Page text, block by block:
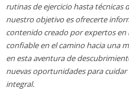
rutinas de ejercicio hasta técnicas
nuestro objetivo es ofrecerte
contenido creado por expertos
confiable en el camino hacia una
en esta aventura de
nuevas oportunidades para
integral.